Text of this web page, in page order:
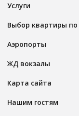
Услуги
Выбор квартиры
Аэропорты
ЖД вокзалы
Карта сайта
Нашим гостям